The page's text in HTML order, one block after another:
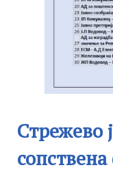
Стрежево